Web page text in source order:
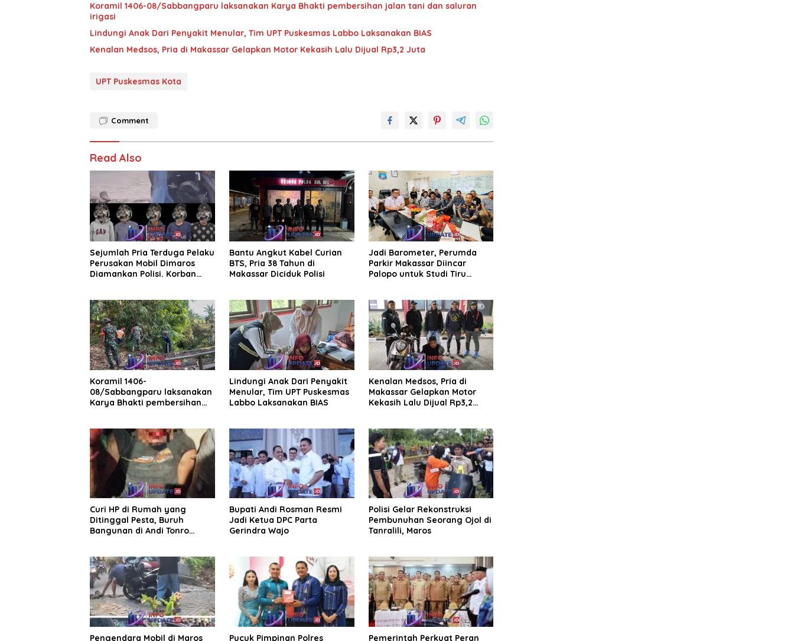
Koramil 1406-08/Sabbangparu laksanakan Karya Bhakti pembersihan jalan tani dan saluran
irigasi
Lindungi Anak Dari Penyakit Menular, Tim UPT Puskesmas Labbo Laksanakan BIAS
Kenalan Medsos, Pria di Makassar Gelapkan Motor Kekasih Lalu Dijual Rp3,2 Juta
UPT Puskesmas Kota
Comment
Read Also
Sejumlah Pria Terduga Pelaku
Perusakan Mobil Dimaros
Diamankan Polisi. Korban
Bantu Angkut Kabel Curian
BTS, Pria 38 Tahun di
Makassar Diciduk Polisi
Jadi Barometer, Perumda
Parkir Makassar Diincar
Palopo untuk Studi Tiru
Koramil 1406-
08/Sabbangparu laksanakan
Karya Bhakti pembersihan
Lindungi Anak Dari Penyakit
Menular, Tim UPT Puskesmas
Labbo Laksanakan BIAS
Kenalan Medsos, Pria di
Makassar Gelapkan Motor
Kekasih Lalu Dijual Rp3,2
Curi HP di Rumah yang
Ditinggal Pesta, Buruh
Bangunan di Andi Tonro
Bupati Andi Rosman Resmi
Jadi Ketua DPC Parta
Gerindra Wajo
Polisi Gelar Rekonstruksi
Pembunuhan Seorang Ojol di
Tanralili, Maros
Pengendara Mobil di Maros Pucuk Pimpinan Polres Pemerintah Perkuat Peran